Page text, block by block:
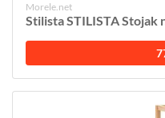
Morele.net
Stilista STILISTA Stojak